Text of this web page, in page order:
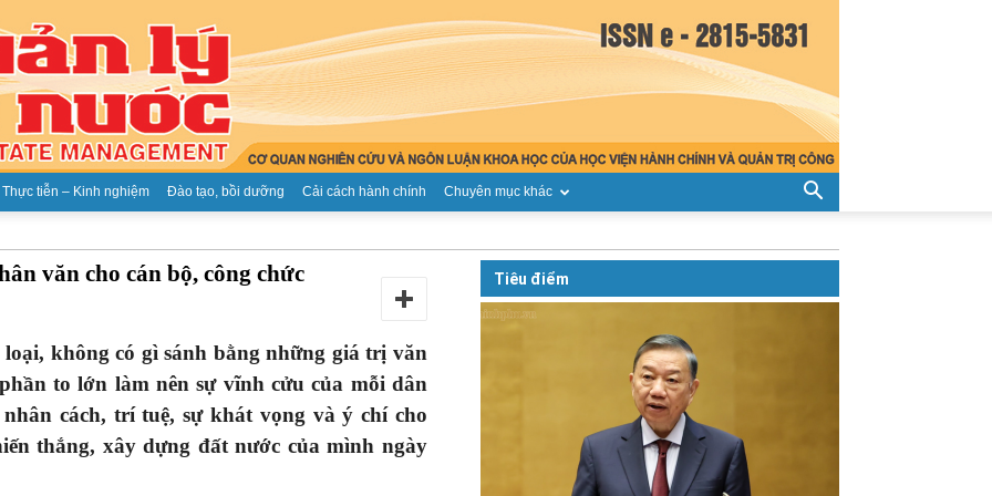
chí
Thực tiễn – Kinh nghiệm Đào tạo, bồi dưỡng Cải cách hành chính Chuyên mục khác
văn cho cán bộ, công chức
không có gì sánh bằng những giá trị văn
to lớn làm nên sự vĩnh cửu của mỗi dân
cách, trí tuệ, sự khát vọng và ý chí cho
thắng, xây dựng đất nước của mình ngày
Tiêu điểm